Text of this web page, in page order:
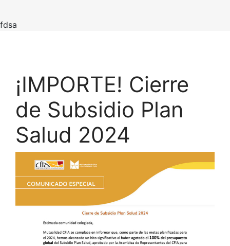
fdsa
¡IMPORTE! Cierre
de Subsidio Plan
Salud 2024